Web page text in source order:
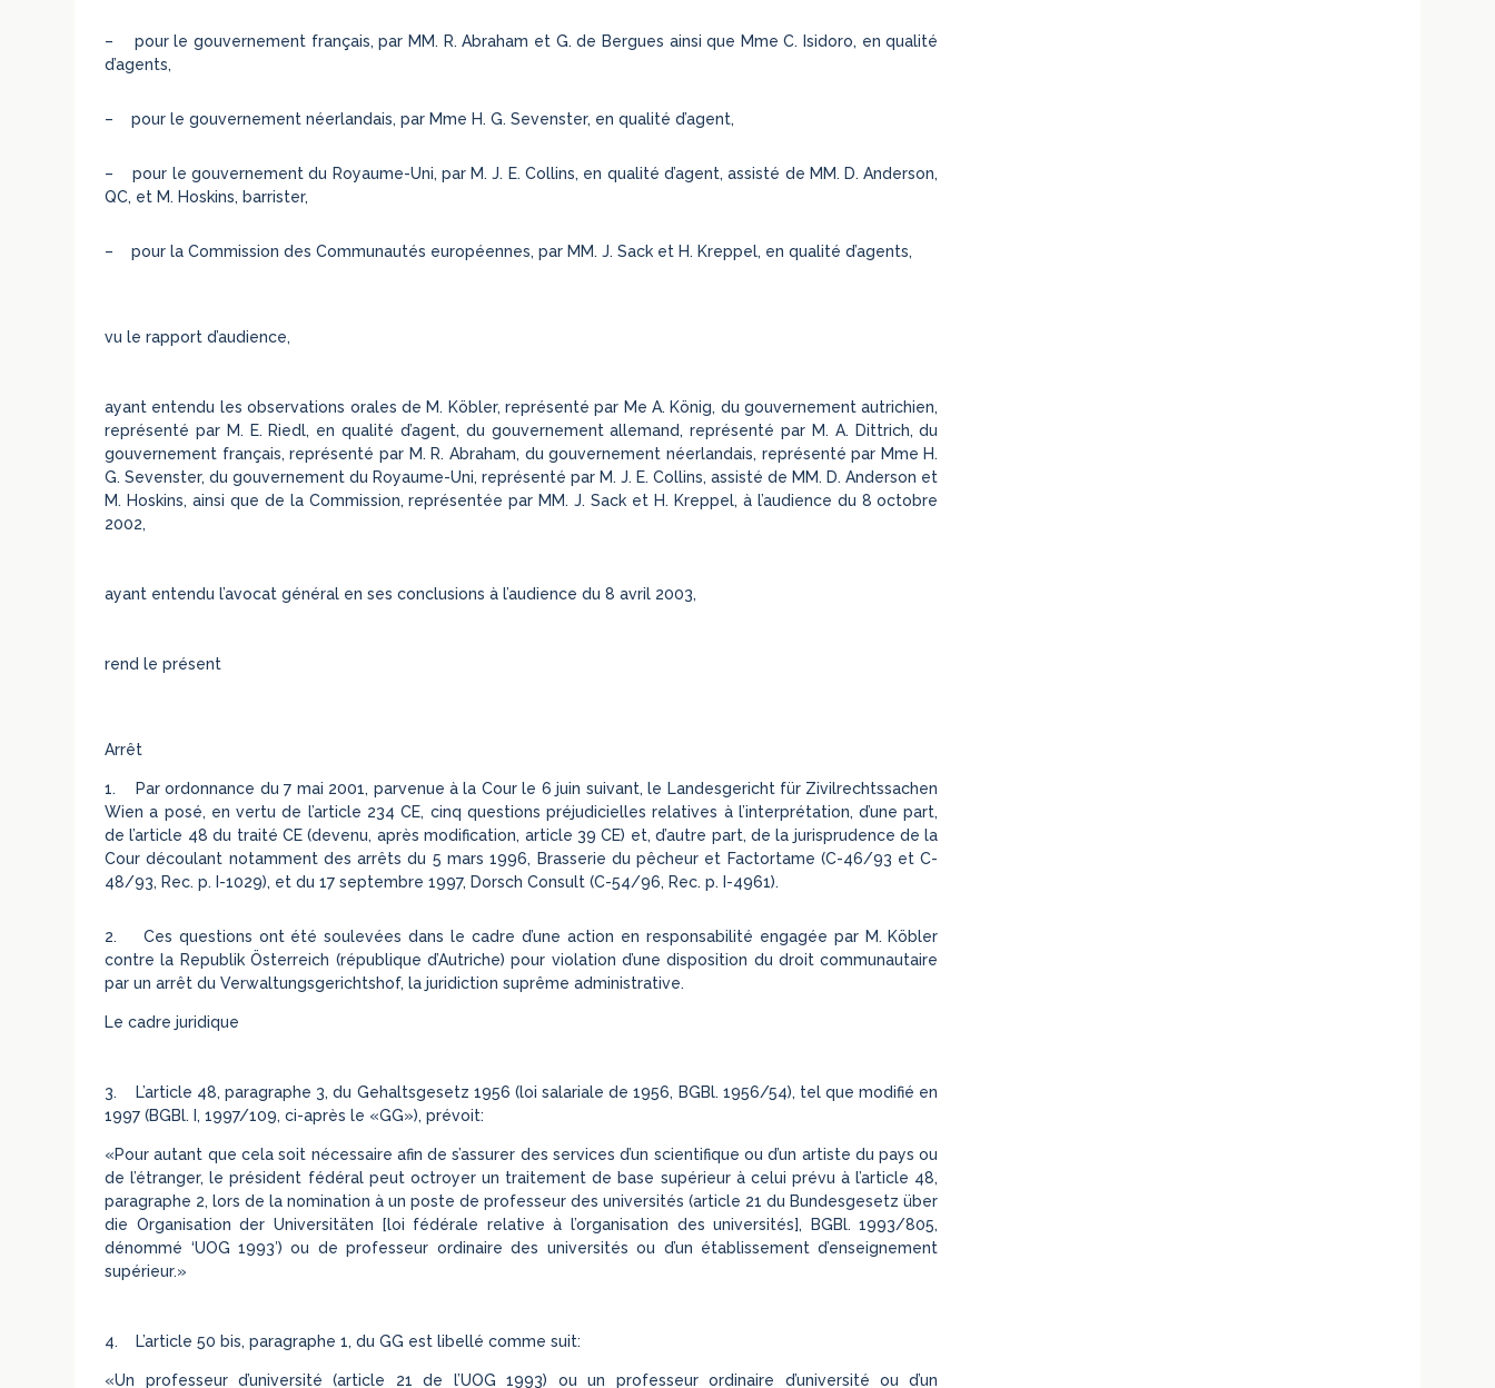
– pour le gouvernement français, par MM. R. Abraham et G. de Bergues ainsi que Mme C. Isidoro, en qualité
d’agents,
– pour le gouvernement néerlandais, par Mme H. G. Sevenster, en qualité d’agent,
– pour le gouvernement du Royaume-Uni, par M. J. E. Collins, en qualité d’agent, assisté de MM. D. Anderson,
QC, et M. Hoskins, barrister,
– pour la Commission des Communautés européennes, par MM. J. Sack et H. Kreppel, en qualité d’agents,
vu le rapport d’audience,
ayant entendu les observations orales de M. Köbler, représenté par Me A. König, du gouvernement autrichien,
représenté par M. E. Riedl, en qualité d’agent, du gouvernement allemand, représenté par M. A. Dittrich, du
gouvernement français, représenté par M. R. Abraham, du gouvernement néerlandais, représenté par Mme H.
G. Sevenster, du gouvernement du Royaume-Uni, représenté par M. J. E. Collins, assisté de MM. D. Anderson et
M. Hoskins, ainsi que de la Commission, représentée par MM. J. Sack et H. Kreppel, à l’audience du 8 octobre
2002,
ayant entendu l’avocat général en ses conclusions à l’audience du 8 avril 2003,
rend le présent
Arrêt
1. Par ordonnance du 7 mai 2001, parvenue à la Cour le 6 juin suivant, le Landesgericht für Zivilrechtssachen
Wien a posé, en vertu de l’article 234 CE, cinq questions préjudicielles relatives à l’interprétation, d’une part,
de l’article 48 du traité CE (devenu, après modification, article 39 CE) et, d’autre part, de la jurisprudence de la
Cour découlant notamment des arrêts du 5 mars 1996, Brasserie du pêcheur et Factortame (C-46/93 et C-
48/93, Rec. p. I-1029), et du 17 septembre 1997, Dorsch Consult (C-54/96, Rec. p. I-4961).
2. Ces questions ont été soulevées dans le cadre d’une action en responsabilité engagée par M. Köbler
contre la Republik Österreich (république d’Autriche) pour violation d’une disposition du droit communautaire
par un arrêt du Verwaltungsgerichtshof, la juridiction suprême administrative.
Le cadre juridique
3. L’article 48, paragraphe 3, du Gehaltsgesetz 1956 (loi salariale de 1956, BGBl. 1956/54), tel que modifié en
1997 (BGBl. I, 1997/109, ci-après le «GG»), prévoit:
«Pour autant que cela soit nécessaire afin de s’assurer des services d’un scientifique ou d’un artiste du pays ou
de l’étranger, le président fédéral peut octroyer un traitement de base supérieur à celui prévu à l’article 48,
paragraphe 2, lors de la nomination à un poste de professeur des universités (article 21 du Bundesgesetz über
die Organisation der Universitäten [loi fédérale relative à l’organisation des universités], BGBl. 1993/805,
dénommé ‘UOG 1993′) ou de professeur ordinaire des universités ou d’un établissement d’enseignement
supérieur.»
4. L’article 50 bis, paragraphe 1, du GG est libellé comme suit:
«Un professeur d’université (article 21 de l’UOG 1993) ou un professeur ordinaire d’université ou d’un